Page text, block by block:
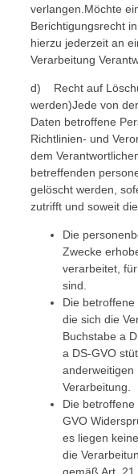
verlangen.Möchte
Berichtigungsrecht
hierzu jederzeit an
Verarbeitung
d) Recht auf
werden)Jede von
Daten betroffene
Richtlinien- und
dem
betreffenden
gelöscht werden,
zutrifft und soweit
Die
Zwecke
verarbeitet,
sind.
Die
die sich die
Buchstabe a
a DS-GVO
anderweitigen
Verarbeitung.
Die
GVO
es liegen
die